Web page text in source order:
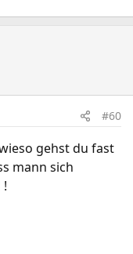
#60
gehst du fast
mann sich